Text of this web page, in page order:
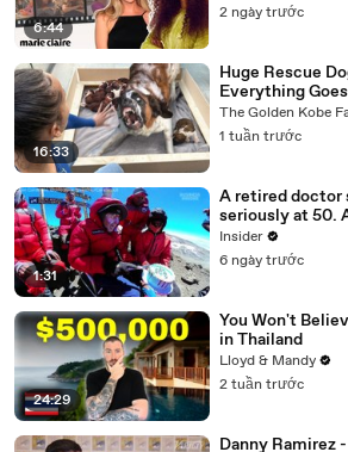
6:44
2 ngày trước
16:33
Huge Rescue
Everything
The Golden Kobe
1 tuần trước
1:31
A retired doctor
seriously at 50.
Kilimanjaro.
Insider
6 ngày trước
24:29
You Won't
in Thailand
Lloyd & Mandy
2 tuần trước
Danny Ramirez